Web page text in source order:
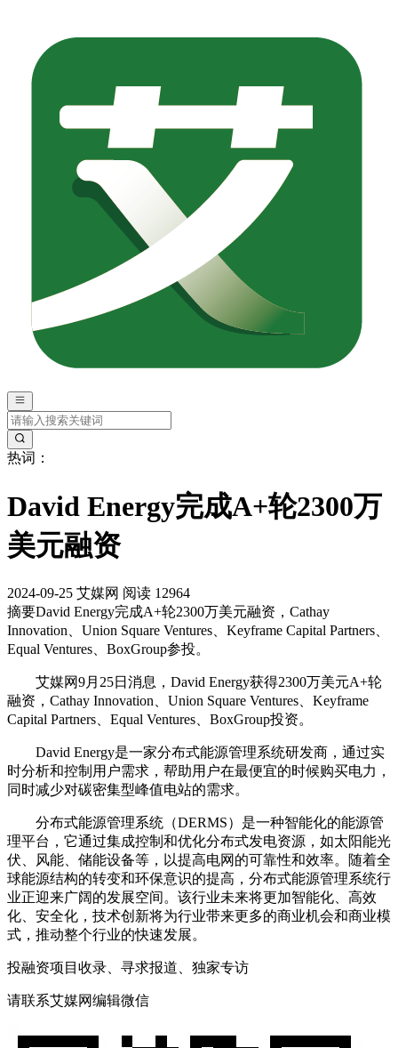
热词：
David Energy完成A+轮2300万
美元融资
2024-09-25 艾媒网 阅读 12964
摘要David Energy完成A+轮2300万美元融资，Cathay
Innovation、Union Square Ventures、Keyframe Capital Partners、
Equal Ventures、BoxGroup参投。
艾媒网9月25日消息，David Energy获得2300万美元A+轮
融资，Cathay Innovation、Union Square Ventures、Keyframe
Capital Partners、Equal Ventures、BoxGroup投资。
David Energy是一家分布式能源管理系统研发商，通过实
时分析和控制用户需求，帮助用户在最便宜的时候购买电力，
同时减少对碳密集型峰值电站的需求。
分布式能源管理系统（DERMS）是一种智能化的能源管
理平台，它通过集成控制和优化分布式发电资源，如太阳能光
伏、风能、储能设备等，以提高电网的可靠性和效率。随着全
球能源结构的转变和环保意识的提高，分布式能源管理系统行
业正迎来广阔的发展空间。该行业未来将更加智能化、高效
化、安全化，技术创新将为行业带来更多的商业机会和商业模
式，推动整个行业的快速发展。
投融资项目收录、寻求报道、独家专访
请联系艾媒网编辑微信